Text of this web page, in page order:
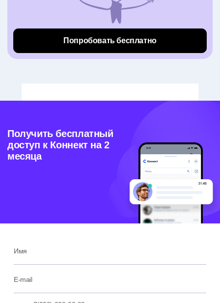
Попробовать бесплатно
Получить бесплатный
доступ к Коннект на 2
месяца